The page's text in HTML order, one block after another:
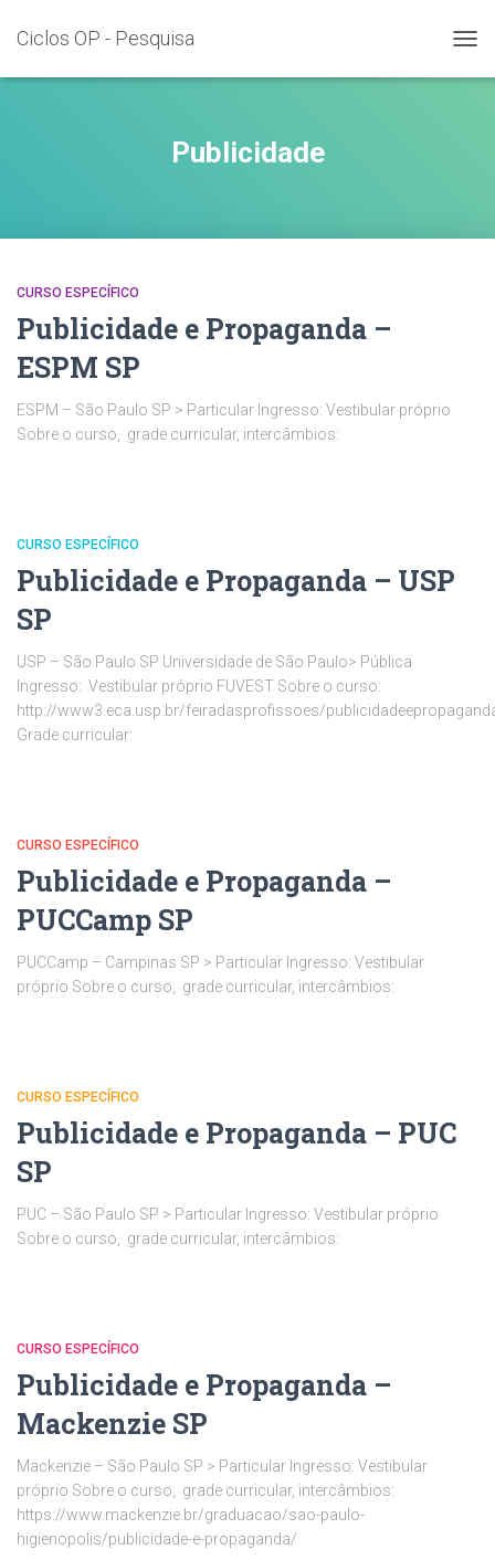
Ciclos OP - Pesquisa
Publicidade
CURSO ESPECÍFICO
Publicidade e Propaganda –
ESPM SP
ESPM – São Paulo SP > Particular Ingresso: Vestibular próprio
Sobre o curso, grade curricular, intercâmbios:
CURSO ESPECÍFICO
Publicidade e Propaganda – USP
SP
USP – São Paulo SP Universidade de São Paulo> Pública
Ingresso: Vestibular próprio FUVEST Sobre o curso:
http://www3.eca.usp.br/feiradasprofissoes/
Grade curricular:
CURSO ESPECÍFICO
Publicidade e Propaganda –
PUCCamp SP
PUCCamp – Campinas SP > Particular Ingresso: Vestibular
próprio Sobre o curso, grade curricular, intercâmbios:
CURSO ESPECÍFICO
Publicidade e Propaganda – PUC
SP
PUC – São Paulo SP > Particular Ingresso: Vestibular próprio
Sobre o curso, grade curricular, intercâmbios:
CURSO ESPECÍFICO
Publicidade e Propaganda –
Mackenzie SP
Mackenzie – São Paulo SP > Particular Ingresso: Vestibular
próprio Sobre o curso, grade curricular, intercâmbios:
https://www.mackenzie.br/graduacao/sao-paulo-
higienopolis/publicidade-e-propaganda/